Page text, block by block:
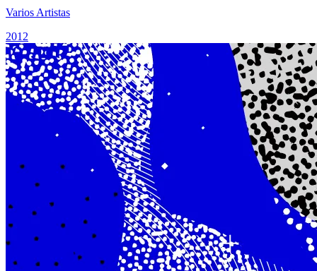
Varios Artistas
2012